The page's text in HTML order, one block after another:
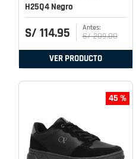
H25Q4 Negro
S/ 114.95 S/ 209.00
VER PRODUCTO
45 %